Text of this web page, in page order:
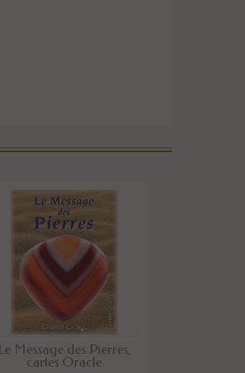
Le Message des Pierres,
cartes Oracle